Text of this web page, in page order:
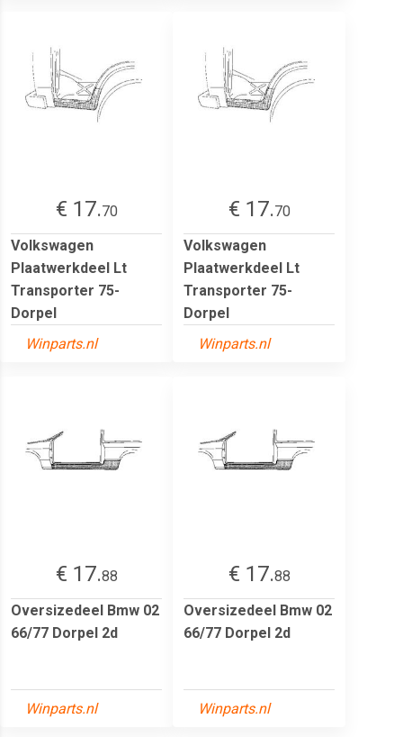
€ 17.70
Volkswagen
Plaatwerkdeel Lt
Transporter 75-
Dorpel
Winparts.nl
€ 17.70
Volkswagen
Plaatwerkdeel Lt
Transporter 75-
Dorpel
Winparts.nl
€ 17.88
Oversizedeel Bmw 02
66/77 Dorpel 2d
Winparts.nl
€ 17.88
Oversizedeel Bmw 02
66/77 Dorpel 2d
Winparts.nl